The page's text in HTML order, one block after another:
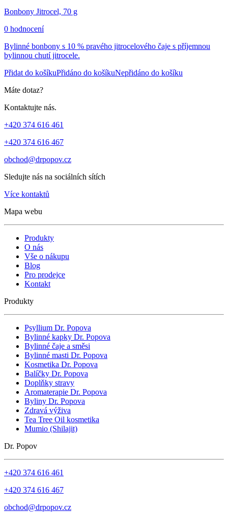
Bonbony Jitrocel, 70 g
0 hodnocení
Bylinné bonbony s 10 % pravého jitrocelového čaje s příjemnou
bylinnou chutí jitrocele.
Přidat do košíkuPřidáno do košíkuNepřidáno do košíku
Máte dotaz?
Kontaktujte nás.
+420 374 616 461
+420 374 616 467
obchod@drpopov.cz
Sledujte nás na sociálních sítích
Více kontaktů
Mapa webu
Produkty
O nás
Vše o nákupu
Blog
Pro prodejce
Kontakt
Produkty
Psyllium Dr. Popova
Bylinné kapky Dr. Popova
Bylinné čaje a směsi
Bylinné masti Dr. Popova
Kosmetika Dr. Popova
Balíčky Dr. Popova
Doplňky stravy
Aromaterapie Dr. Popova
Byliny Dr. Popova
Zdravá výživa
Tea Tree Oil kosmetika
Mumio (Shilajit)
Dr. Popov
+420 374 616 461
+420 374 616 467
obchod@drpopov.cz